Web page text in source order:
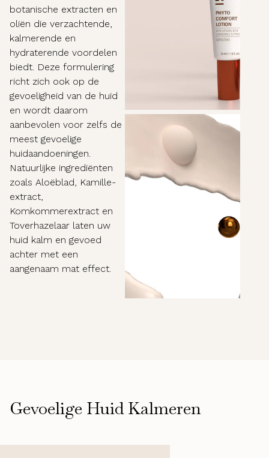
botanische extracten en
oliën die verzachtende,
kalmerende en
hydraterende voordelen
biedt. Deze formulering
richt zich ook op de
gevoeligheid van de huid
en wordt daarom
aanbevolen voor zelfs de
meest gevoelige
huidaandoeningen.
Natuurlijke ingrediënten
zoals Aloëblad, Kamille-
extract,
Komkommerextract en
Toverhazelaar laten uw
huid kalm en gevoed
achter met een
aangenaam mat effect.
Gevoelige Huid Kalmeren